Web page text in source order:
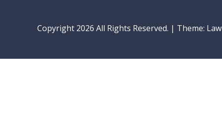
Copyright 2026 All Rights Reserved. | Theme: